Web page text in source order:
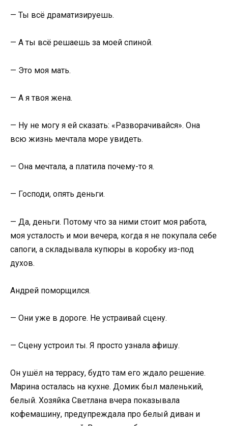
— Ты всё драматизируешь.
— А ты всё решаешь за моей спиной.
— Это моя мать.
— А я твоя жена.
— Ну не могу я ей сказать: «Разворачивайся». Она
всю жизнь мечтала море увидеть.
— Она мечтала, а платила почему-то я.
— Господи, опять деньги.
— Да, деньги. Потому что за ними стоит моя работа,
моя усталость и мои вечера, когда я не покупала себе
сапоги, а складывала купюры в коробку из-под
духов.
Андрей поморщился.
— Они уже в дороге. Не устраивай сцену.
— Сцену устроил ты. Я просто узнала афишу.
Он ушёл на террасу, будто там его ждало решение.
Марина осталась на кухне. Домик был маленький,
белый. Хозяйка Светлана вчера показывала
кофемашину, предупреждала про белый диван и